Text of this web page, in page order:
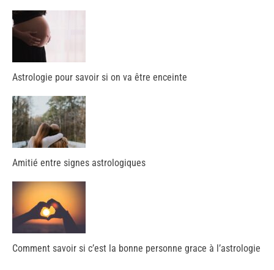
Astrologie pour savoir si on va être enceinte
Amitié entre signes astrologiques
Comment savoir si c’est la bonne personne grace à l’astrologie